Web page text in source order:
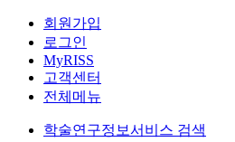
회원가입
로그인
MyRISS
고객센터
전체메뉴
학술연구정보서비스 검색